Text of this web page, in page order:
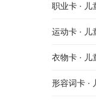
职业卡 ·
运动卡 ·
衣物卡 ·
形容词卡 ·